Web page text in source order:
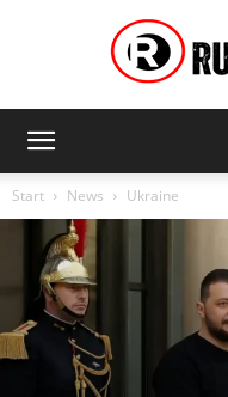
Start News Ukraine